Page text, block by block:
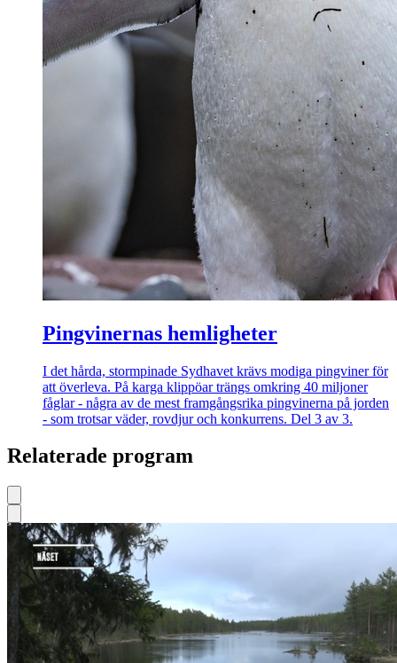
Pingvinernas hemligheter
I det hårda, stormpinade Sydhavet krävs modiga pingviner för
att överleva. På karga klippöar trängs omkring 40 miljoner
fåglar - några av de mest framgångsrika pingvinerna på jorden
- som trotsar väder, rovdjur och konkurrens. Del 3 av 3.
Relaterade program